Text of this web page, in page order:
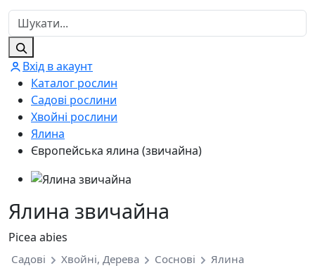
Вхід в акаунт
Каталог рослин
Садові рослини
Хвойні рослини
Ялина
Європейська ялина (звичайна)
Ялина звичайна
Picea abies
Садові Хвойні, Дерева Соснові Ялина